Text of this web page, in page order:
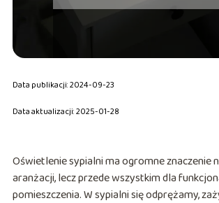
Data publikacji: 2024-09-23
Data aktualizacji: 2025-01-28
Oświetlenie sypialni ma ogromne znaczenie
aranżacji, lecz przede wszystkim dla
pomieszczenia. W sypialni się odprężamy,